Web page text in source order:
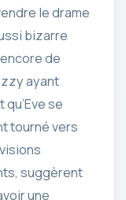
le drame
bizarre
de
ayant
se
tourné vers
suggèrent
une